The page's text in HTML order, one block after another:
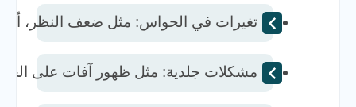
تغيرات في الحواس: مثل ضعف النظر، أو
مشكلات جلدية: مثل ظهور آفات على الجلد